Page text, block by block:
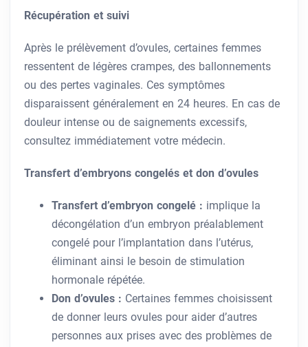
Récupération et suivi
Après le prélèvement d’ovules, certaines femmes
ressentent de légères crampes, des ballonnements
ou des pertes vaginales. Ces symptômes
disparaissent généralement en 24 heures. En cas de
douleur intense ou de saignements excessifs,
consultez immédiatement votre médecin.
Transfert d’embryons congelés et don d’ovules
Transfert d’embryon congelé : implique la
décongélation d’un embryon préalablement
congelé pour l’implantation dans l’utérus,
éliminant ainsi le besoin de stimulation
hormonale répétée.
Don d’ovules : Certaines femmes choisissent
de donner leurs ovules pour aider d’autres
personnes aux prises avec des problèmes de